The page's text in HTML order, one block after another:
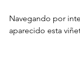
Navegando por
aparecido esta